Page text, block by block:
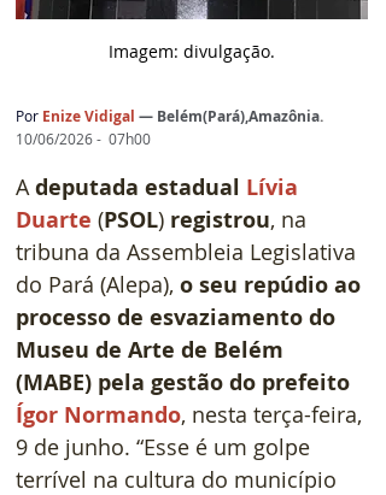
Imagem: divulgação.
Por Enize Vidigal — Belém(Pará),Amazônia.
10/06/2026 -  07h00
A deputada estadual Lívia
Duarte (PSOL) registrou, na
tribuna da Assembleia Legislativa
do Pará (Alepa), o seu repúdio ao
processo de esvaziamento do
Museu de Arte de Belém
(MABE) pela gestão do prefeito
Ígor Normando, nesta terça-feira,
9 de junho. “Esse é um golpe
terrível na cultura do município